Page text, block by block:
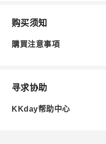
购买须知
購買注意事項
寻求协助
KKday帮助中心